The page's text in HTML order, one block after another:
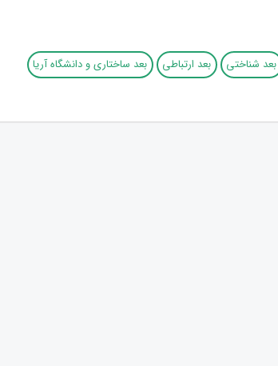
بعد شناختی بعد ارتباطی بعد ساختاری و دانشگاه آریا